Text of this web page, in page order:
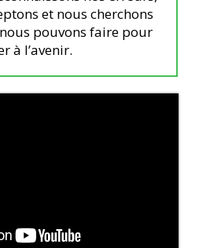
et nous cherchons
pouvons faire pour
à l’avenir.